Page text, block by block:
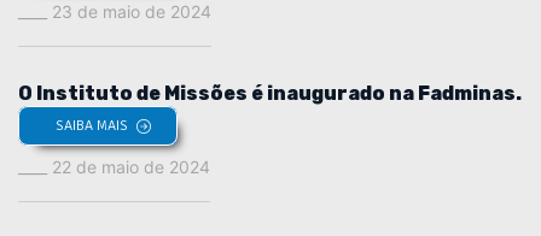
23 de maio de 2024
O Instituto de Missões é inaugurado na Fadminas.
SAIBA MAIS
22 de maio de 2024